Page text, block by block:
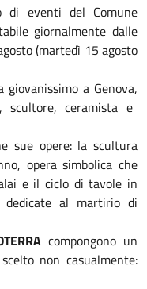
di eventi del Comune
giornalmente dalle
(martedì 15 agosto
a Genova,
ceramista e
sue opere: la scultura
opera simbolica che
e il ciclo di tavole in
al martirio di
compongono un
non casualmente: